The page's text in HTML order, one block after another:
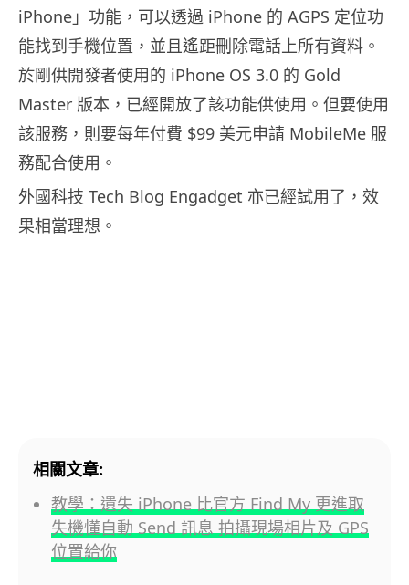
iPhone」功能，可以透過 iPhone 的 AGPS 定位功
能找到手機位置，並且遙距刪除電話上所有資料。
於剛供開發者使用的 iPhone OS 3.0 的 Gold
Master 版本，已經開放了該功能供使用。但要使用
該服務，則要每年付費 $99 美元申請 MobileMe 服
務配合使用。
外國科技 Tech Blog Engadget 亦已經試用了，效
果相當理想。
相關文章:
教學：遺失 iPhone 比官方 Find My 更進取
失機懂自動 Send 訊息 拍攝現場相片及 GPS
位置給你